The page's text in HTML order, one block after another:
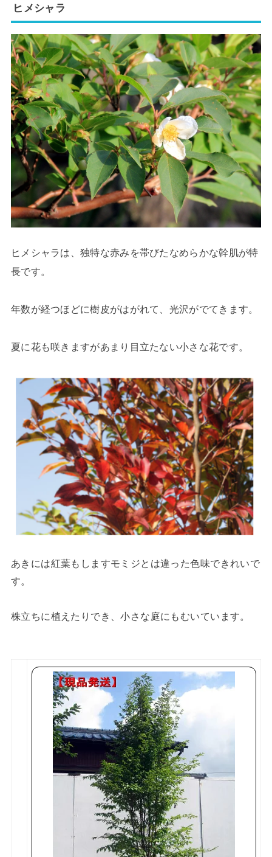
ヒメシャラ
ヒメシャラは、独特な赤みを帯びたなめらかな幹肌が特
長です。
年数が経つほどに樹皮がはがれて、光沢がでてきます。
夏に花も咲きますがあまり目立たない小さな花です。
あきには紅葉もしますモミジとは違った色味できれいで
す。
株立ちに植えたりでき、小さな庭にもむいています。